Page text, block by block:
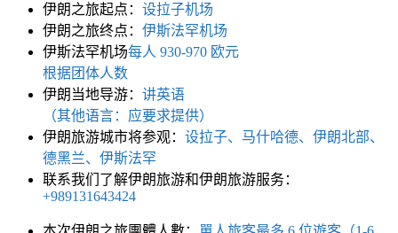
伊朗之旅起点： 设拉子机场
伊朗之旅终点： 伊斯法罕机场
伊斯法罕机场每人 930-970 欧元
根据团体人数
伊朗当地导游： 讲英语
（其他语言：应要求提供）
伊朗旅游城市将参观： 设拉子、马什哈德、伊朗北部、
德黑兰、伊斯法罕
联系我们了解伊朗旅游和伊朗旅游服务：
+989131643424